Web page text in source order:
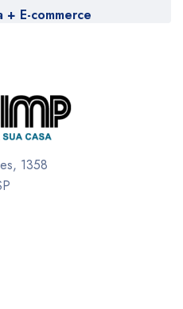
+ E-commerce
1358